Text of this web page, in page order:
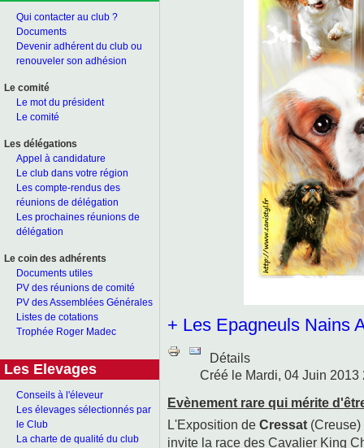
Qui contacter au club ?
Documents
Devenir adhérent du club ou
renouveler son adhésion
Le comité
Le mot du président
Le comité
Les délégations
Appel à candidature
Le club dans votre région
Les compte-rendus des
réunions de délégation
Les prochaines réunions de
délégation
Le coin des adhérents
Documents utiles
PV des réunions de comité
PV des Assemblées Générales
Listes de cotations
Trophée Roger Madec
Les Elevages
Conseils à l'éleveur
Les élevages sélectionnés par
le Club
La charte de qualité du club
+ Les Epagneuls Nains
Détails
Créé le Mardi, 04 Juin 2013
Evènement rare qui mérite
L'Exposition de Cressat
invite la race des Cavalier King